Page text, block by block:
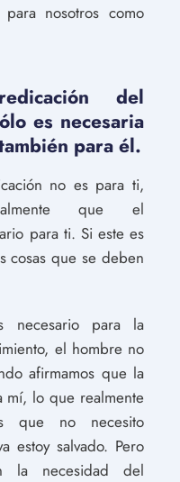
nosotros como
del
es necesaria
para él.
no es para ti,
que el
para ti. Si este es
cosas que se deben
necesario para la
el hombre no
afirmamos que la
mí, lo que realmente
que no necesito
estoy salvado. Pero
necesidad del